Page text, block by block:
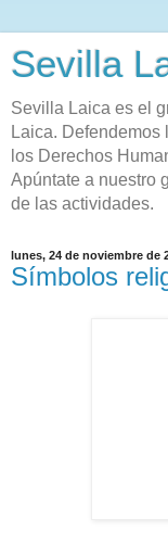
Sevilla
Sevilla Laica es el
Laica.
los Derechos
Apúntate a nuestro
de las actividades.
lunes, 24 de noviembre de
Símbolos